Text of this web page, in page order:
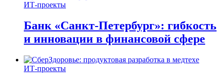
ИТ-проекты
Банк «Санкт-Петербург»: гибкость
и инновации в финансовой сфере
ИТ-проекты